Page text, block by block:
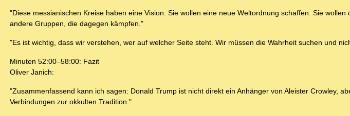
"Diese messianischen Kreise haben eine Vision. Sie wollen eine neue Weltordnung schaffen. Sie
andere Gruppen, die dagegen kämpfen."
"Es ist wichtig, dass wir verstehen, wer auf welcher Seite steht. Wir müssen die Wahrheit suchen und
Minuten 52:00–58:00: Fazit
Oliver Janich:
"Zusammenfassend kann ich sagen: Donald Trump ist nicht direkt ein Anhänger von Aleister Crowley,
Verbindungen zur okkulten Tradition."